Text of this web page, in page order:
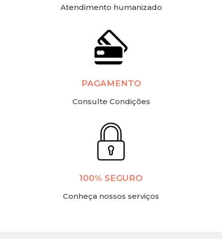
Atendimento humanizado
PAGAMENTO
Consulte Condições
100% SEGURO
Conheça nossos serviços